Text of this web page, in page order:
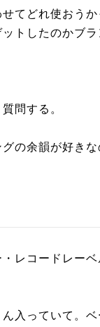
てどれ使おうか
トしたのかブ
問する。
の余韻が好きな
レコードレー
入っていて。